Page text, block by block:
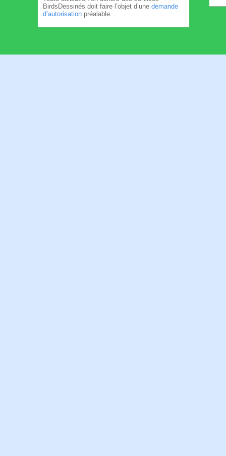
BirdsDessinés doit faire l’objet d’une demande
d’autorisation préalable.